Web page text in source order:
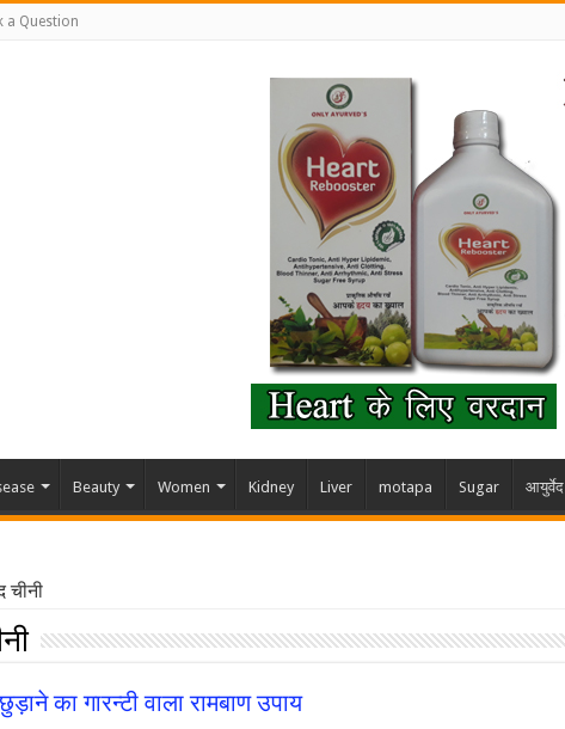
a Question
Beauty Women Kidney Liver motapa Sugar आयुर्वेद
चीनी
का गारन्टी वाला रामबाण उपाय